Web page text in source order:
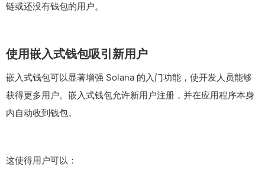
链或还没有钱包的用户。
使用嵌入式钱包吸引新用户
嵌入式钱包可以显著增强 Solana 的入门功能，使开发人员能够
获得更多用户。嵌入式钱包允许新用户注册，并在应用程序本身
内自动收到钱包。
这使得用户可以：